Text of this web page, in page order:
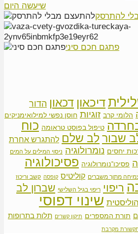
שיעשה היום
להתרסק
פתגם חכם סיני
דיכאון דכאון הדור
הלומי קרב זוגיות חוסן נפשי למילואימניקים
טיפול בפוסט טראומה כוח
שבור לב שלם להתגרש אחרת
יחסים נומרולוגיה ניסוי המילים על המים
פסיכו־נומרולוגיה פסיכולוגיה
מתוך משברים קוליטיס קופסה קשב וריכוז
ריפוי ריפוי בגיל השלישי שברון לב
שינוי דפוסי
תורת המספרים תיקון קשרים תלות בתרופות
מקרבת